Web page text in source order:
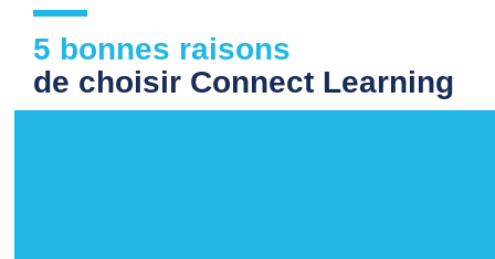
5 bonnes raisons
de choisir Connect Learning